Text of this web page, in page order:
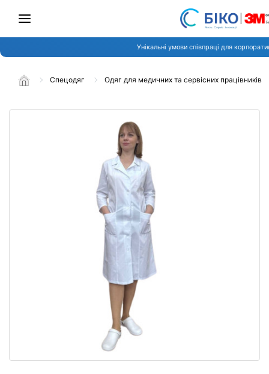
Унікальні умови співпраці для
Спецодяг Одяг для медичних та сервісних працівників